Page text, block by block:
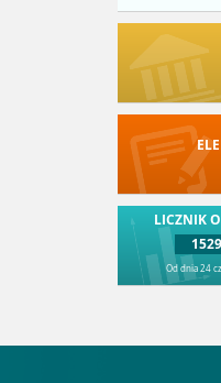
LICZNIK
Od dnia 24